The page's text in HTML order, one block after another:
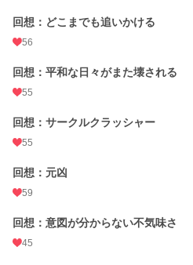
週間ポイント 35 pt (53,125 位)
年間ポイント 11,732 pt (28,433 位)
回想：どこまでも追いかける
56
回想：平和な日々がまた壊される
55
回想：サークルクラッシャー
55
回想：元凶
59
回想：意図が分からない不気味さ
45